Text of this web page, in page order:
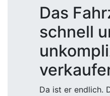
Das
schnell
Da ist er endlich.